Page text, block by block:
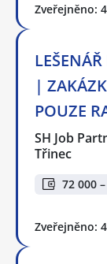
Zveřejněno:
|
POUZE
SH Job
Třinec
72 000
Zveřejněno: